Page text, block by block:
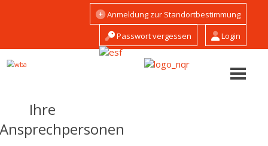
HauptnavigationAnmeldung zur Standortbestimmung
Passwort vergessen
Login
Ihre
Ansprechpersonen